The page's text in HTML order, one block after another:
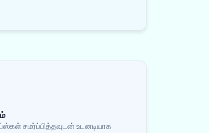
சமர்ப்பித்தவுடன் உடனடியாக